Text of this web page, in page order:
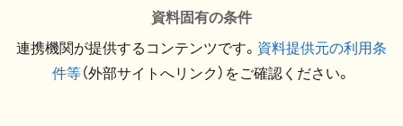
資料固有の条件
連携機関が提供するコンテンツです。 資料提供元の利用条
件等（外部サイトへリンク）をご確認ください。